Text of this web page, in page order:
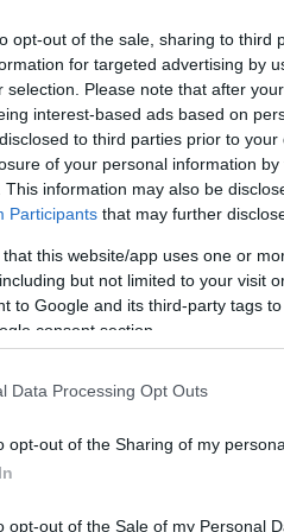
opt-out of the sale, sharing to third
for targeted advertising by
selection. Please note that after
interest-based ads based on
to third parties prior to
of your personal information
This information may also be
Participants that may further
that this website/app uses one or
but not limited to your visit
to Google and its third-party tags
consent section.
Data Processing Opt Outs
opt-out of the Sharing of my
opt-out of the Sale of my Personal
számára
A kávéházak
és szórakoztak is.
ki róluk.